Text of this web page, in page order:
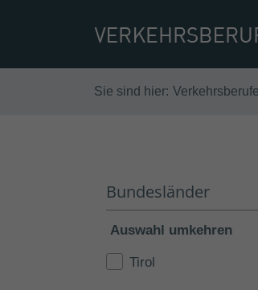
Sie sind hier:
Bundesländer
Auswahl umkehren
Tirol